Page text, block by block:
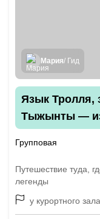
Мария/ Гид
Язык Тролля,
Тыжынты —
Групповая
Путешествие туда,
легенды
у курортного